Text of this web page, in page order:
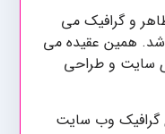
و گرافیک می
همین عقیده می
سایت و طراحی
گرافیک وب سایت